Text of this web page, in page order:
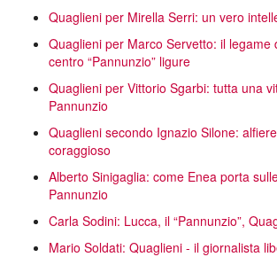
Quaglieni per Mirella Serri: un vero
Quaglieni per Marco Servetto: il legame
centro “Pannunzio” ligure
Quaglieni per Vittorio Sgarbi: tutta una
Pannunzio
Quaglieni secondo Ignazio Silone:
coraggioso
Alberto Sinigaglia: come Enea porta
Pannunzio
Carla Sodini: Lucca, il “Pannunzio”,
Mario Soldati: Quaglieni - il giornalista